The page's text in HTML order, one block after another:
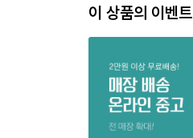
이 상품의 이벤트